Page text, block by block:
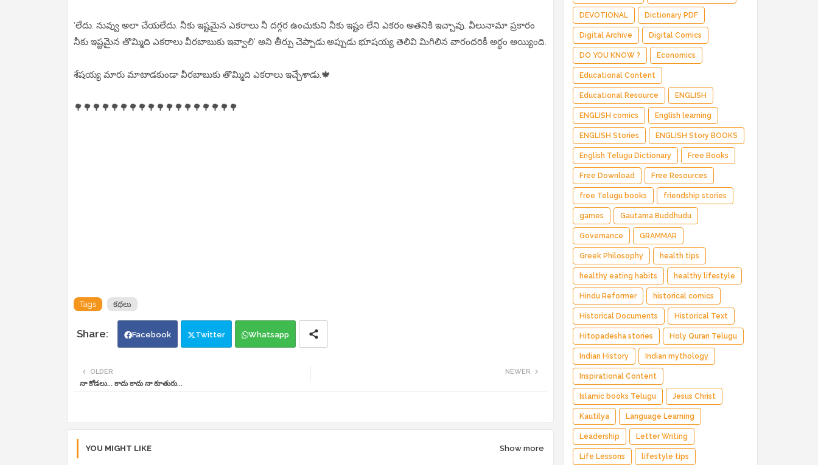
‘లేదు. నువ్వు అలా చేయలేదు. నీకు ఇష్టమైన ఎకరాలు నీ దగ్గర ఉంచుకుని నీకు ఇష్టం లేని ఎకరం అతనికి ఇచ్చావు. వీలునామా ప్రకారం
నీకు ఇష్టమైన తొమ్మిది ఎకరాలు వీరబాబుకు ఇవ్వాలి’ అని తీర్పు చెప్పాడు.అప్పుడు భూషయ్య తెలివి మిగిలిన వారందరికీ అర్థం అయ్యింది.
శేషయ్య మారు మాటాడకుండా వీరబాబుకు తొమ్మిది ఎకరాలు ఇచ్చేశాడు.🍁
🌳🌳🌳🌳🌳🌳🌳🌳🌳🌳🌳🌳🌳🌳🌳🌳🌳🌳
Tags కథలు
Facebook Twitter Whatsapp
NEWER
OLDER
నా కోడలు... కాదు కాదు నా కూతురు...
YOU MIGHT LIKE Show more
DEVOTIONAL Dictionary PDF
Digital Archive Digital Comics
DO YOU KNOW ? Economics
Educational Content
Educational Resource ENGLISH
ENGLISH comics English learning
ENGLISH Stories ENGLISH Story BOOKS
English Telugu Dictionary Free Books
Free Download Free Resources
free Telugu books friendship stories
games Gautama Buddhudu
Governance GRAMMAR
Greek Philosophy health tips
healthy eating habits healthy lifestyle
Hindu Reformer historical comics
Historical Documents Historical Text
Hitopadesha stories Holy Quran Telugu
Indian History Indian mythology
Inspirational Content
Islamic books Telugu Jesus Christ
Kautilya Language Learning
Leadership Letter Writing
Life Lessons lifestyle tips